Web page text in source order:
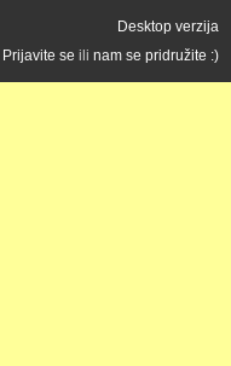
Desktop verzija
Prijavite se ili nam se pridružite :)